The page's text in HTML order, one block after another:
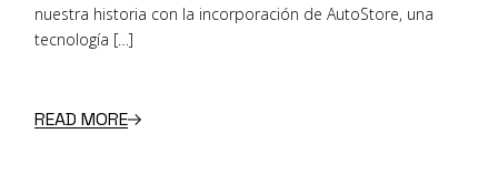
nuestra historia con la incorporación de AutoStore, una
tecnología […]
READ MORE